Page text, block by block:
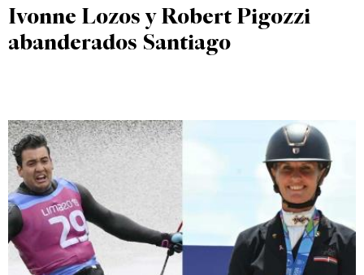
Ivonne Lozos y Robert Pigozzi
abanderados Santiago